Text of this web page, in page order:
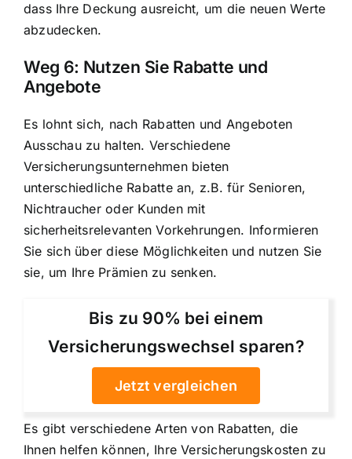
dass Ihre Deckung ausreicht, um die neuen Werte
abzudecken.
Weg 6: Nutzen Sie Rabatte und
Angebote
Es lohnt sich, nach Rabatten und Angeboten
Ausschau zu halten. Verschiedene
Versicherungsunternehmen bieten
unterschiedliche Rabatte an, z.B. für Senioren,
Nichtraucher oder Kunden mit
sicherheitsrelevanten Vorkehrungen. Informieren
Sie sich über diese Möglichkeiten und nutzen Sie
sie, um Ihre Prämien zu senken.
Bis zu 90% bei einem
Versicherungswechsel sparen?
Jetzt vergleichen
Es gibt verschiedene Arten von Rabatten, die
Ihnen helfen können, Ihre Versicherungskosten zu